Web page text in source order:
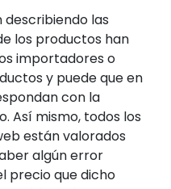
describiendo las
los productos han
importadores o
y puede que en
con la
Así mismo, todos los
están valorados
algún error
precio que dicho